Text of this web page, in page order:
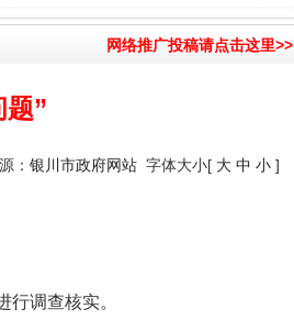
网络推广投稿请点击这里>>
”
： 银川市政府网站 字体大小[ 大 中 小 ]
调查核实。